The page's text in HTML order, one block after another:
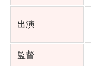
出演
監督